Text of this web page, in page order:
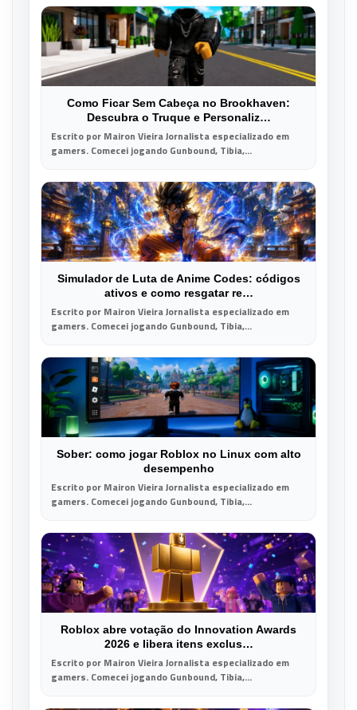
Como Ficar Sem Cabeça no Brookhaven:
Descubra o Truque e Personaliz…
Escrito por Mairon Vieira Jornalista especializado em
gamers. Comecei jogando Gunbound, Tibia,...
Simulador de Luta de Anime Codes: códigos
ativos e como resgatar re…
Escrito por Mairon Vieira Jornalista especializado em
gamers. Comecei jogando Gunbound, Tibia,...
Sober: como jogar Roblox no Linux com alto
desempenho
Escrito por Mairon Vieira Jornalista especializado em
gamers. Comecei jogando Gunbound, Tibia,...
Roblox abre votação do Innovation Awards
2026 e libera itens exclus…
Escrito por Mairon Vieira Jornalista especializado em
gamers. Comecei jogando Gunbound, Tibia,...